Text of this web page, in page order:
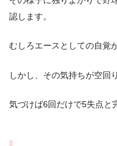
認します。
むしろエースとしての自覚
しかし、その気持ちが空回
気づけば6回だけで5失点と